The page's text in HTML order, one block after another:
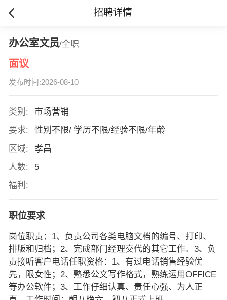
招聘详情
办公室文员/全职
面议
发布时间:2026-08-10
类别:
市场营销
要求:
性别不限/ 学历不限/经验不限/年龄
区域:
孝昌
人数:
5
福利:
职位要求
岗位职责：1、负责公司各类电脑文档的编号、打印、
排版和归档；2、完成部门经理交代的其它工作。3、负
责接听客户电话任职资格：1、有过电话销售经验优
先，限女性；2、熟悉公文写作格式，熟练运用OFFICE
等办公软件；3、工作仔细认真、责任心强、为人正